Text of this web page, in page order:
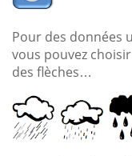
Pour des données
vous pouvez
des flèches…